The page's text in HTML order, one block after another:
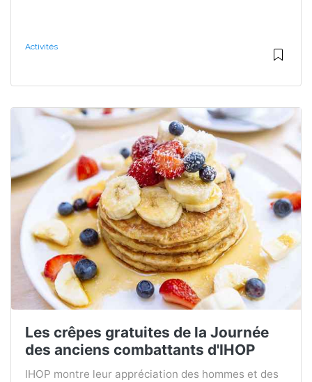
Activités
Les crêpes gratuites de la Journée
des anciens combattants d'IHOP
IHOP montre leur appréciation des hommes et des